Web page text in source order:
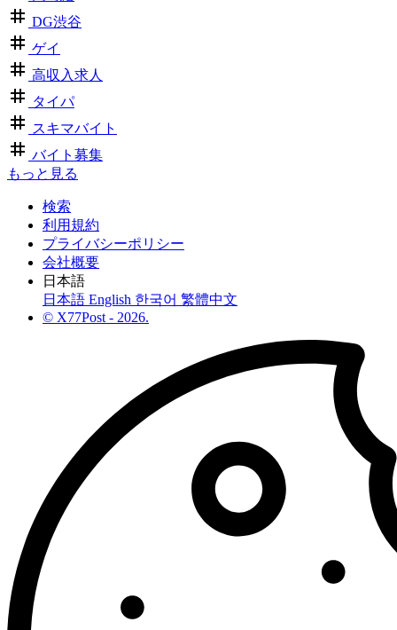
DG渋谷
ゲイ
高収入求人
タイパ
スキマバイト
バイト募集
もっと見る
検索
利用規約
プライバシーポリシー
会社概要
日本語
日本語 English 한국어 繁體中文
© X77Post - 2026.